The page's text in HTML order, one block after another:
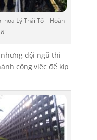
hoa Lý Thái Tổ – Hoàn
đội ngũ thi
công việc để kịp